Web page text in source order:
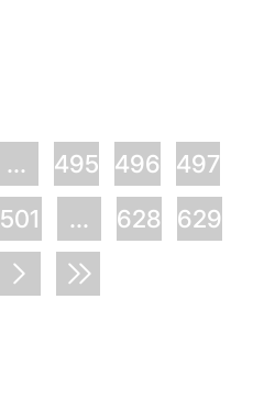
... 495 496
497
501 ... 628
629